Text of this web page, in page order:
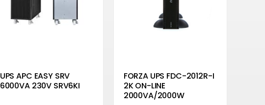
UPS APC EASY SRV
6000VA 230V SRV6KI
FORZA UPS FDC-2012R-I
2K ON-LINE
2000VA/2000W